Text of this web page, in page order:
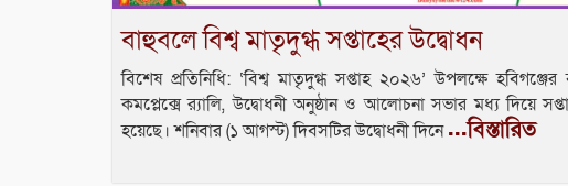
বাহুবলে বিশ্ব মাতৃদুগ্ধ সপ্তাহের উদ্বোধন
বিশেষ প্রতিনিধি: ‘বিশ্ব মাতৃদুগ্ধ সপ্তাহ ২০২৬’ উপলক্ষে হবিগঞ্জের
কমপ্লেক্সে র‍্যালি, উদ্বোধনী অনুষ্ঠান ও আলোচনা সভার মধ্য দিয়ে
হয়েছে। শনিবার (১ আগস্ট) দিবসটির উদ্বোধনী দিনে...বিস্তারিত